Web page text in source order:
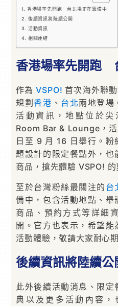
香港場率先開跑 台北場正在籌備中
後續資訊將陸續公開
活動資訊
相關連結
香港場率先開跑
作為VSPO! 首次海外聯
規劃香港 、 台北兩地登場
活動資訊，地點位於尖
Room Bar & Lounge，
日至 9 月 16 日舉行。粉
題設計的限定餐點外，也
商品，搶先體驗 VSPO! 的
至於台灣粉絲最關注的 台
備中，包含活動地點、舉
商品、預約方式等詳細
開。官方也表示，希望
活動體驗，敬請大家耐心
後續資訊將陸續公
此外後續活動消息、限
典以及更多活動內容，